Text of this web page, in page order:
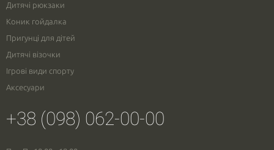
Дитячі рюкзаки
Коник гойдалка
Пригунці для дітей
Дитячі візочки
Ігрові види спорту
Аксесуари
+38 (098) 062-00-00